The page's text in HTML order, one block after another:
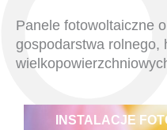
Panele fotowoltaiczne
gospodarstwa rolnego,
INSTALACJE